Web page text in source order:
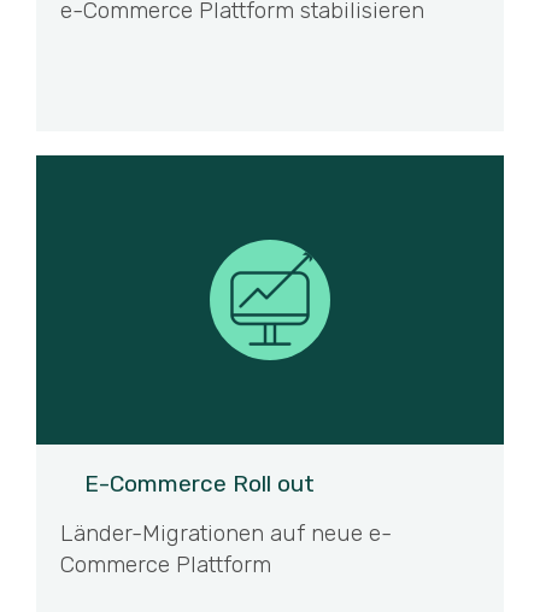
e-Commerce Plattform stabilisieren
E-Commerce Roll out
Länder-Migrationen auf neue e-
Commerce Plattform